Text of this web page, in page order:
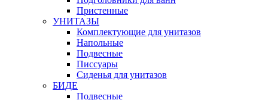
Пристенные
УНИТАЗЫ
Комплектующие для унитазов
Напольные
Подвесные
Писсуары
Сиденья для унитазов
БИДЕ
Подвесные